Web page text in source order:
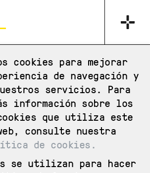
cookies para mejorar
de navegación y
servicios. Para
información sobre los
que utiliza este
consulte nuestra
de cookies.
se utilizan para hacer
Descripción
de trabajo
Provincia